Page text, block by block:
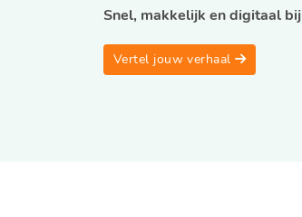
Snel, makkelijk en digitaal bij
Vertel jouw verhaal